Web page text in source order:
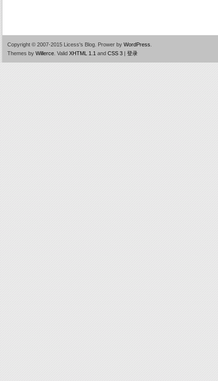
Copyright © 2007-2015 Licess's Blog. Prower by WordPress
Themes by Willerce Valid XHTML 1.1 and CSS 3 | 登录